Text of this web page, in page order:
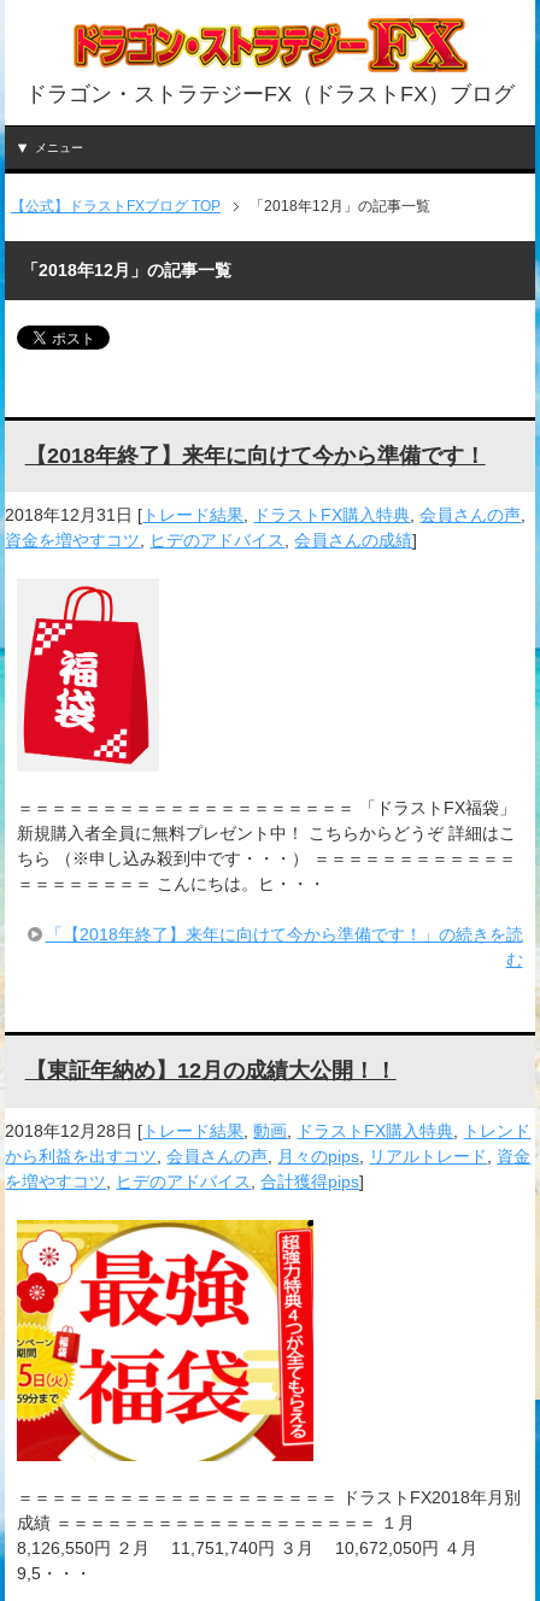
ドラゴン・ストラテジーFX（ドラストFX）ブログ
メニュー
【公式】ドラストFXブログ TOP 「2018年12月」の記事一覧
「2018年12月」の記事一覧
【2018年終了】来年に向けて今から準備です！
2018年12月31日 [ トレード結果, ドラストFX購入特典,会員さんの声,
資金を増やすコツ, ヒデのアドバイス,会員さんの成績]
＝＝＝＝＝＝＝＝＝＝＝＝＝＝＝＝＝＝＝＝ 「ドラストFX福袋」
新規購入者全員に無料プレゼント中！ こちらからどうぞ 詳細はこ
ちら （※申し込み殺到中です・・・） ＝＝＝＝＝＝＝＝＝＝＝＝
＝＝＝＝＝＝＝＝ こんにちは。ヒ・・・
「【2018年終了】来年に向けて今から準備です！」の続きを読
む
【東証年納め】12月の成績大公開！！
2018年12月28日 [ トレード結果 ,動画 ドラストFX購入特典
トレンド
から利益を出すコツ ,会員さんの声 月々のpips リアルトレード
資金
を増やすコツ
ヒデのアドバイス ,合計獲得pips]
＝＝＝＝＝＝＝＝＝＝＝＝＝＝＝＝＝＝＝ ドラストFX2018年月別
成績 ＝＝＝＝＝＝＝＝＝＝＝＝＝＝＝＝＝＝＝ １月
8,126,550円 ２月 11,751,740円 ３月 10,672,050円 ４月
9,5・・・